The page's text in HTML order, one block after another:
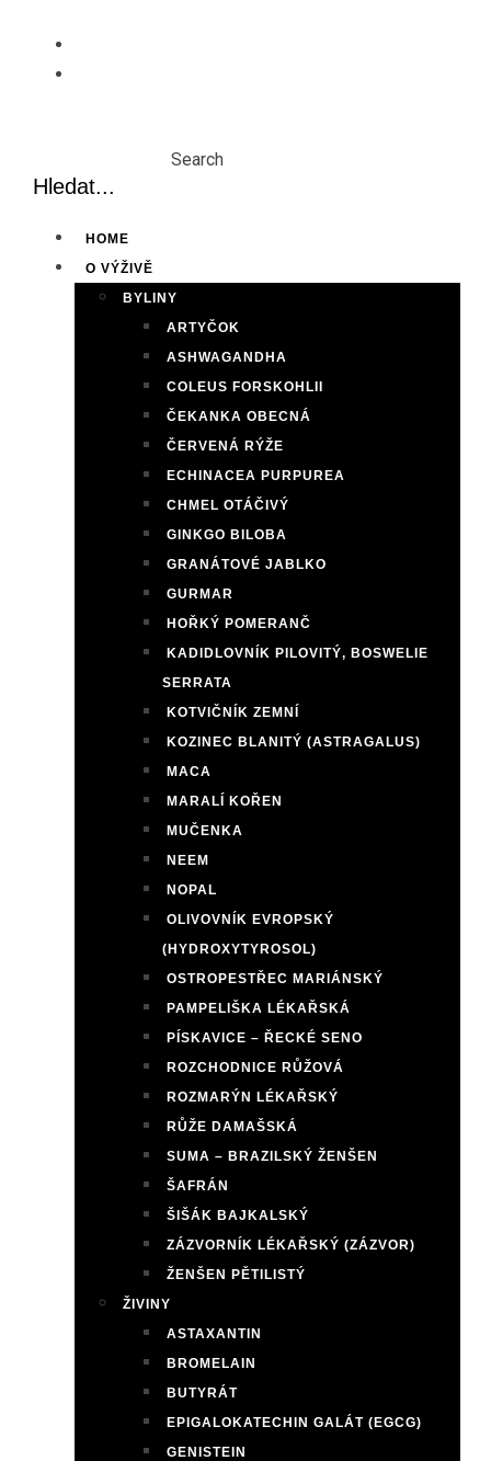
content
Search
HOME
O VÝŽIVĚ
BYLINY
ARTYČOK
ASHWAGANDHA
COLEUS FORSKOHLII
ČEKANKA OBECNÁ
ČERVENÁ RÝŽE
ECHINACEA PURPUREA
CHMEL OTÁČIVÝ
GINKGO BILOBA
GRANÁTOVÉ JABLKO
GURMAR
HOŘKÝ POMERANČ
KADIDLOVNÍK PILOVITÝ, BOSWELIE
SERRATA
KOTVIČNÍK ZEMNÍ
KOZINEC BLANITÝ (ASTRAGALUS)
MACA
MARALÍ KOŘEN
MUČENKA
NEEM
NOPAL
OLIVOVNÍK EVROPSKÝ
(HYDROXYTYROSOL)
OSTROPESTŘEC MARIÁNSKÝ
PAMPELIŠKA LÉKAŘSKÁ
PÍSKAVICE – ŘECKÉ SENO
ROZCHODNICE RŮŽOVÁ
ROZMARÝN LÉKAŘSKÝ
RŮŽE DAMAŠSKÁ
SUMA – BRAZILSKÝ ŽENŠEN
ŠAFRÁN
ŠIŠÁK BAJKALSKÝ
ZÁZVORNÍK LÉKAŘSKÝ (ZÁZVOR)
ŽENŠEN PĚTILISTÝ
ŽIVINY
ASTAXANTIN
BROMELAIN
BUTYRÁT
EPIGALOKATECHIN GALÁT (EGCG)
GENISTEIN